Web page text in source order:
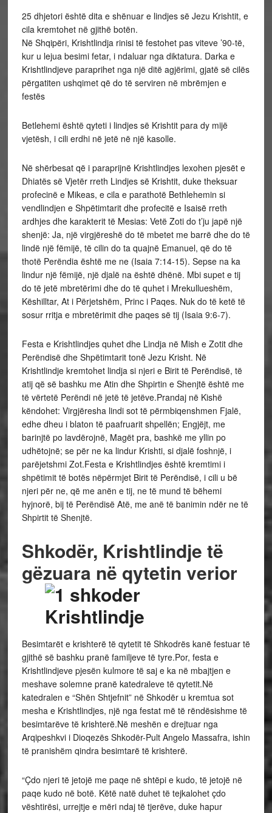
25 dhjetori është dita e shënuar e lindjes së Jezu Krishtit, e
cila kremtohet në gjithë botën.
Në Shqipëri, Krishtlindja rinisi të festohet pas viteve ’90-të,
kur u lejua besimi fetar, i ndaluar nga diktatura. Darka e
Krishtlindjeve paraprihet nga një ditë agjërimi, gjatë së cilës
përgatiten ushqimet që do të serviren në mbrëmjen e
festës
Betlehemi është qyteti i lindjes së Krishtit para dy mijë
vjetësh, i cili erdhi në jetë në një kasolle.
Në shërbesat që i paraprijnë Krishtlindjes lexohen pjesët e
Dhiatës së Vjetër rreth Lindjes së Krishtit, duke theksuar
profecinë e Mikeas, e cila e parathotë Bethlehemin si
vendlindjen e Shpëtimtarit dhe profecitë e Isaisë rreth
ardhjes dhe karakterit të Mesias: Vetë Zoti do t’ju japë një
shenjë: Ja, një virgjëreshë do të mbetet me barrë dhe do të
lindë një fëmijë, të cilin do ta quajnë Emanuel, që do të
thotë Perëndia është me ne (Isaia 7:14-15). Sepse na ka
lindur një fëmijë, një djalë na është dhënë. Mbi supet e tij
do të jetë mbretërimi dhe do të quhet i Mrekullueshëm,
Këshilltar, At i Përjetshëm, Princ i Paqes. Nuk do të ketë të
sosur rritja e mbretërimit dhe paqes së tij (Isaia 9:6-7).
Festa e Krishtlindjes quhet dhe Lindja në Mish e Zotit dhe
Perëndisë dhe Shpëtimtarit tonë Jezu Krisht. Në
Krishtlindje kremtohet lindja si njeri e Birit të Perëndisë, të
atij që së bashku me Atin dhe Shpirtin e Shenjtë është me
të vërtetë Perëndi në jetë të jetëve.Prandaj në Kishë
këndohet: Virgjëresha lindi sot të përmbiqenshmen Fjalë,
edhe dheu i blaton të paafruarit shpellën; Engjëjt, me
barinjtë po lavdërojnë, Magët pra, bashkë me yllin po
udhëtojnë; se për ne ka lindur Krishti, si djalë foshnjë, i
parëjetshmi Zot.Festa e Krishtlindjes është kremtimi i
shpëtimit të botës nëpërmjet Birit të Perëndisë, i cili u bë
njeri për ne, që me anën e tij, ne të mund të bëhemi
hyjnorë, bij të Perëndisë Atë, me anë të banimin ndër ne të
Shpirtit të Shenjtë.
Shkodër, Krishtlindje të
gëzuara në qytetin verior
Besimtarët e krishterë të qytetit të Shkodrës kanë festuar të
gjithë së bashku pranë familjeve të tyre.Por, festa e
Krishtlindjeve pjesën kulmore të saj e ka në mbajtjen e
meshave solemne pranë katedraleve të qytetit.Në
katedralen e “Shën Shtjefnit” në Shkodër u kremtua sot
mesha e Krishtlindjes, një nga festat më të rëndësishme të
besimtarëve të krishterë.Në meshën e drejtuar nga
Arqipeshkvi i Dioqezës Shkodër-Pult Angelo Massafra, ishin
të pranishëm qindra besimtarë të krishterë.
“Çdo njeri të jetojë me paqe në shtëpi e kudo, të jetojë në
paqe kudo në botë. Këtë natë duhet të tejkalohet çdo
vështirësi, urrejtje e mëri ndaj të tjerëve, duke hapur